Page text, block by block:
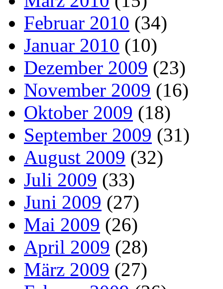
Februar 2010 (34)
Januar 2010 (10)
Dezember 2009 (23)
November 2009 (16)
Oktober 2009 (18)
September 2009 (31)
August 2009 (32)
Juli 2009 (33)
Juni 2009 (27)
Mai 2009 (26)
April 2009 (28)
März 2009 (27)